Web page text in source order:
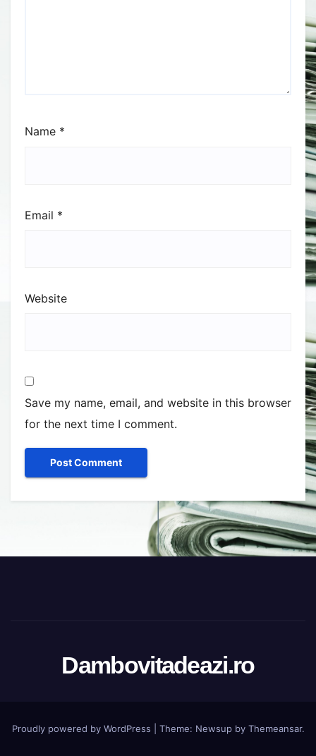
Name *
Email *
Website
Save my name, email, and website in this browser
for the next time I comment.
Dambovitadeazi.ro
Proudly powered by WordPress Theme: Newsupby Themeansar.